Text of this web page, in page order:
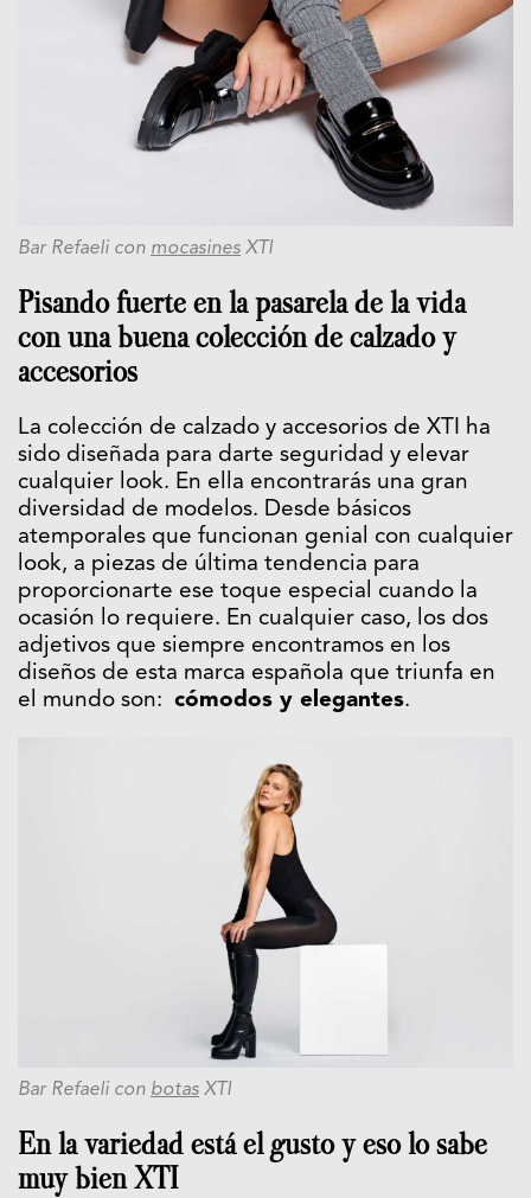
Bar Refaeli con mocasines XTI
Pisando fuerte en la pasarela de la vida
con una buena colección de calzado y
accesorios
La colección de calzado y accesorios de XTI ha
sido diseñada para darte seguridad y elevar
cualquier look. En ella encontrarás una gran
diversidad de modelos. Desde básicos
atemporales que funcionan genial con cualquier
look, a piezas de última tendencia para
proporcionarte ese toque especial cuando la
ocasión lo requiere. En cualquier caso, los dos
adjetivos que siempre encontramos en los
diseños de esta marca española que triunfa en
el mundo son: cómodos y elegantes.
Bar Refaeli con botas XTI
En la variedad está el gusto y eso lo sabe
muy bien XTI